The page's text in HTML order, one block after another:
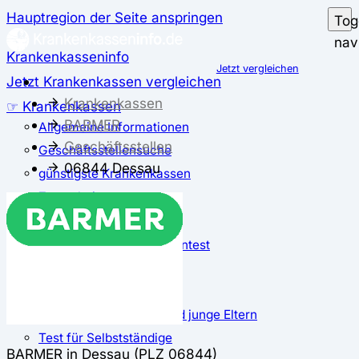
Hauptregion der Seite anspringen
Krankenkasseninfo
Jetzt Krankenkassen vergleichen
☞ Krankenkassen
Allgemeine Informationen
Geschäftsstellensuche
günstigste Krankenkassen
Zusatzbeitrag
✅ Krankenkassen Test
Der große Krankenkassentest
Test für Schwangere und junge Eltern
Test für Selbstständige
Jetzt vergleichen
Krankenkassen
BARMER
Geschäftsstellen
06844 Dessau
BARMER in Dessau (PLZ 06844)